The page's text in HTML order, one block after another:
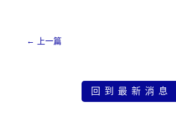
上一篇
回到最新消息